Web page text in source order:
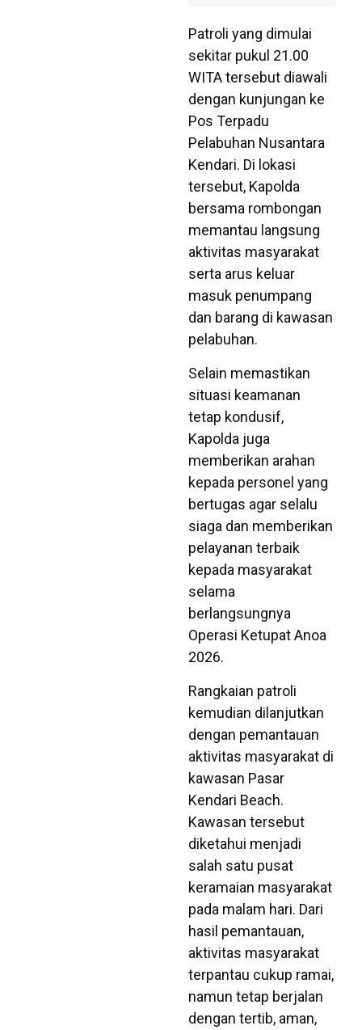
Patroli yang dimulai
sekitar pukul 21.00
WITA tersebut diawali
dengan kunjungan ke
Pos Terpadu
Pelabuhan Nusantara
Kendari. Di lokasi
tersebut, Kapolda
bersama rombongan
memantau langsung
aktivitas masyarakat
serta arus keluar
masuk penumpang
dan barang di kawasan
pelabuhan.
Selain memastikan
situasi keamanan
tetap kondusif,
Kapolda juga
memberikan arahan
kepada personel yang
bertugas agar selalu
siaga dan memberikan
pelayanan terbaik
kepada masyarakat
selama
berlangsungnya
Operasi Ketupat Anoa
2026.
Rangkaian patroli
kemudian dilanjutkan
dengan pemantauan
aktivitas masyarakat di
kawasan Pasar
Kendari Beach.
Kawasan tersebut
diketahui menjadi
salah satu pusat
keramaian masyarakat
pada malam hari. Dari
hasil pemantauan,
aktivitas masyarakat
terpantau cukup ramai,
namun tetap berjalan
dengan tertib, aman,